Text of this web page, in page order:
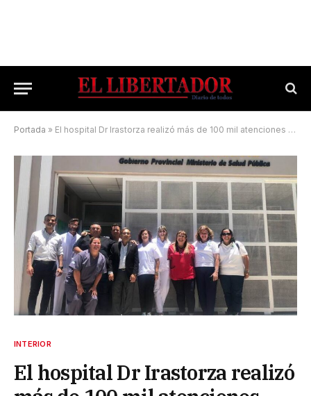
Portada » El hospital Dr Irastorza realizó más de 100 mil atenciones durante 2024
INTERIOR
El hospital Dr Irastorza realizó